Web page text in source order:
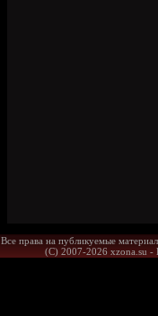
Все права на публикуемые
(С) 2007-2026 xzona.su -